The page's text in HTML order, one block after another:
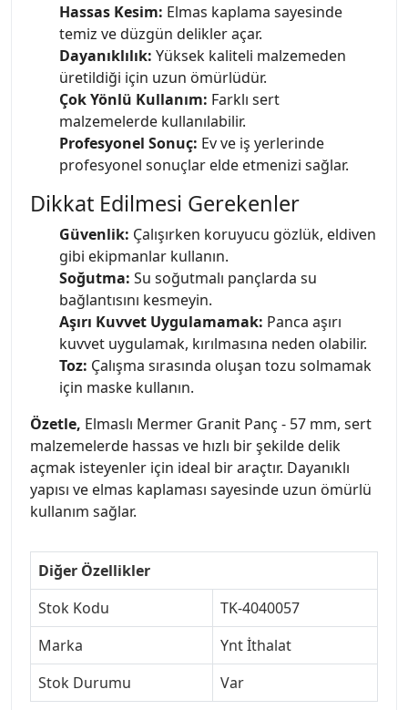
Hassas Kesim: Elmas kaplama sayesinde
temiz ve düzgün delikler açar.
Dayanıklılık: Yüksek kaliteli malzemeden
üretildiği için uzun ömürlüdür.
Çok Yönlü Kullanım: Farklı sert
malzemelerde kullanılabilir.
Profesyonel Sonuç: Ev ve iş yerlerinde
profesyonel sonuçlar elde etmenizi sağlar.
Dikkat Edilmesi Gerekenler
Güvenlik: Çalışırken koruyucu gözlük, eldiven
gibi ekipmanlar kullanın.
Soğutma: Su soğutmalı pançlarda su
bağlantısını kesmeyin.
Aşırı Kuvvet Uygulamamak: Panca aşırı
kuvvet uygulamak, kırılmasına neden olabilir.
Toz: Çalışma sırasında oluşan tozu solmamak
için maske kullanın.
Özetle, Elmaslı Mermer Granit Panç - 57 mm, sert
malzemelerde hassas ve hızlı bir şekilde delik
açmak isteyenler için ideal bir araçtır. Dayanıklı
yapısı ve elmas kaplaması sayesinde uzun ömürlü
kullanım sağlar.
Diğer Özellikler
Stok Kodu
TK-4040057
Marka
Ynt İthalat
Stok Durumu
Var